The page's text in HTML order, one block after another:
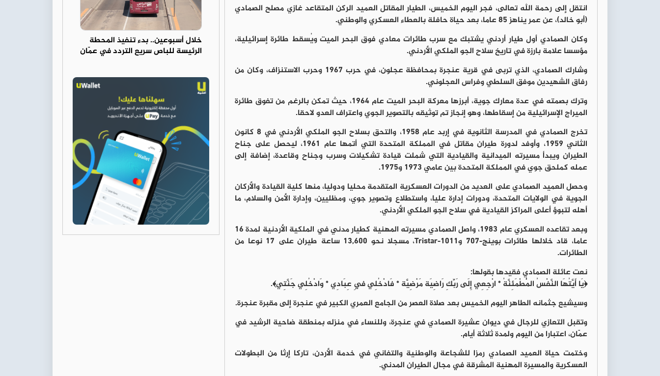
انتقل إلى رحمة الله تعالى، فجر اليوم الخميس، الطيار المقاتل العميد الركن المتقاعد غازي مصلح الصمادي
(أبو خالد)، عن عمر يناهز 85 عاما، بعد حياة حافلة بالعطاء العسكري والوطني.
وكان الصمادي أول طيار أردني يشتبك مع سرب طائرات معادي فوق البحر الميت ويُسقط طائرة إسرائيلية،
مؤسسا علامة بارزة في تاريخ سلاح الجو الملكي الأردني.
وشارك الصمادي، الذي تربى في قرية عنجرة بمحافظة عجلون، في حرب 1967 وحرب الاستنزاف، وكان من
رفاق الشهيدين موفق السلطي وفراس العجلوني.
وترك بصمته في عدة معارك جوية، أبرزها معركة البحر الميت عام 1964، حيث تمكن بالرغم من تفوق طائرة
الميراج الإسرائيلية من إسقاطها، وهو إنجاز تم توثيقه بالتصوير الجوي واعتراف العدو لاحقا.
تخرج الصمادي في المدرسة الثانوية في إربد عام 1958، والتحق بسلاح الجو الملكي الأردني في 8 كانون
الثاني 1959، وأوفد لدورة طيران مقاتل في المملكة المتحدة التي أتمها عام 1961، ليحصل على جناح
الطيران ويبدأ مسيرته الميدانية والقيادية التي شملت قيادة تشكيلات وسرب وجناح وقاعدة، إضافة إلى
عمله كملحق جوي في المملكة المتحدة بين عامي 1973 و1975.
وحصل العميد الصمادي على العديد من الدورات العسكرية المتقدمة محليا ودوليا، منها كلية القيادة والأركان
الجوية في الولايات المتحدة، ودورات إدارة عليا، واستطلاع وتصوير جوي، ومظليين، وإدارة الأمن والسلام، ما
أهله لتبوؤ أعلى المراكز القيادية في سلاح الجو الملكي الأردني.
وبعد تقاعده العسكري عام 1983، واصل الصمادي مسيرته المهنية كطيار مدني في الملكية الأردنية لمدة 16
عاما، قاد خلالها طائرات بوينج-707 وTristar-1011، مسجلا نحو 13,600 ساعة طيران على 17 نوعا من
الطائرات.
نعت عائلة الصمادي فقيدها بقولها:
﴿يَا أَيَّتُهَا النَّفْسُ الْمُطْمَئِنَّةُ * ارْجِعِي إِلَى رَبِّكِ رَاضِيَة مَرْضِيَّة * فَادْخُلِي فِي عِبَادِي * وَادْخُلِي جَنَّتِي﴾.
وسيشيع جثمانه الطاهر اليوم الخميس بعد صلاة العصر من الجامع العمري الكبير في عنجرة إلى مقبرة عنجرة.
وتقبل التعازي للرجال في ديوان عشيرة الصمادي في عنجرة، وللنساء في منزله بمنطقة ضاحية الرشيد في
عمّان، اعتبارا من اليوم ولمدة ثلاثة أيام.
وختمت حياة العميد الصمادي رمزا للشجاعة والوطنية والتفاني في خدمة الأردن، تاركا إرثا من البطولات
العسكرية والمسيرة المهنية المشرقة في مجال الطيران المدني.
خلال أسبوعين.. بدء تنفيذ المحطة
الرئيسة للباص سريع التردد في عمّان